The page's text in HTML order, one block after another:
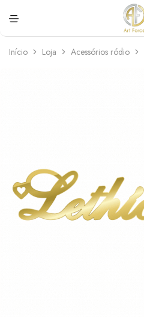
Force
personalizadas
Início Loja Acessórios ródio